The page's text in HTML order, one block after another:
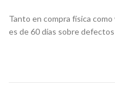
Tanto en compra física
es de 60 días sobre